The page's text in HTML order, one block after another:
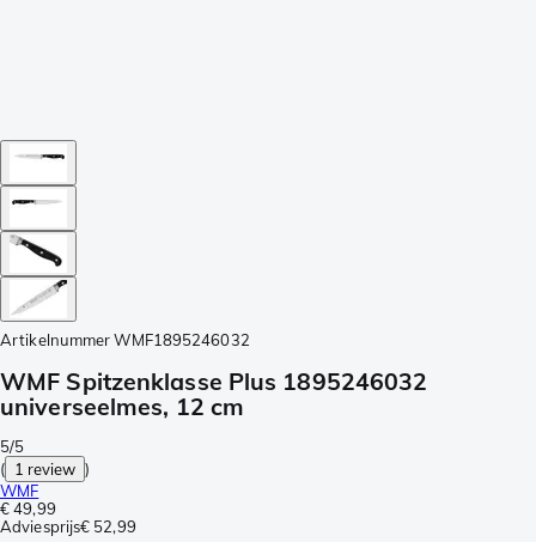
Artikelnummer WMF1895246032
WMF Spitzenklasse Plus 1895246032
universeelmes, 12 cm
5/5
( 1 review )
WMF
€ 49,99
Adviesprijs€ 52,99